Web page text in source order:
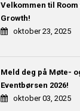
Velkommen til
Growth!
oktober 23, 2025
Meld deg på Møte-
Eventbørsen 2026!
oktober 03, 2025